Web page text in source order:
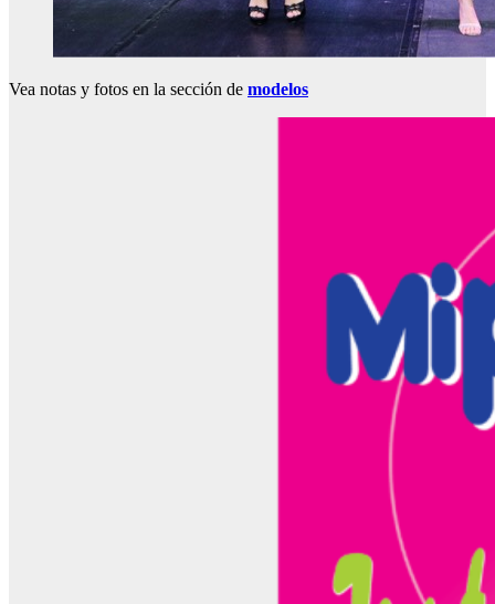
Vea notas y fotos en la sección de modelos